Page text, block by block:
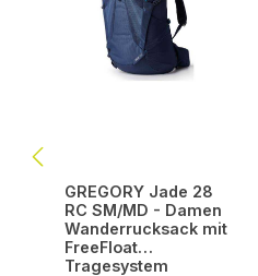
GREGORY Jade 28
RC SM/MD - Damen
Wanderrucksack mit
FreeFloat
Tragesystem